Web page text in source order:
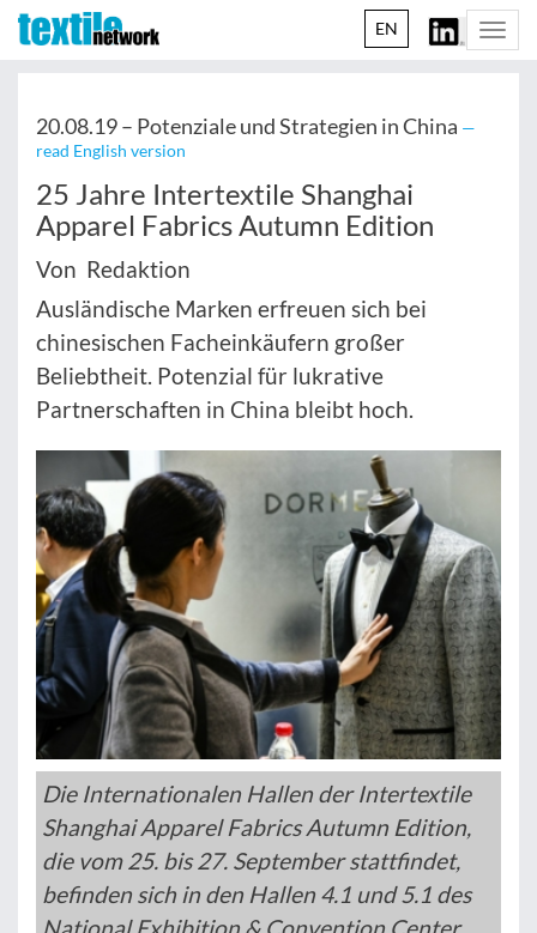
EN
20.08.19 – Potenziale und Strategien in China —
read English version
25 Jahre Intertextile Shanghai
Apparel Fabrics Autumn Edition
Von Redaktion
Ausländische Marken erfreuen sich bei
chinesischen Facheinkäufern großer
Beliebtheit. Potenzial für lukrative
Partnerschaften in China bleibt hoch.
Die Internationalen Hallen der Intertextile
Shanghai Apparel Fabrics Autumn Edition,
die vom 25. bis 27. September stattfindet,
befinden sich in den Hallen 4.1 und 5.1 des